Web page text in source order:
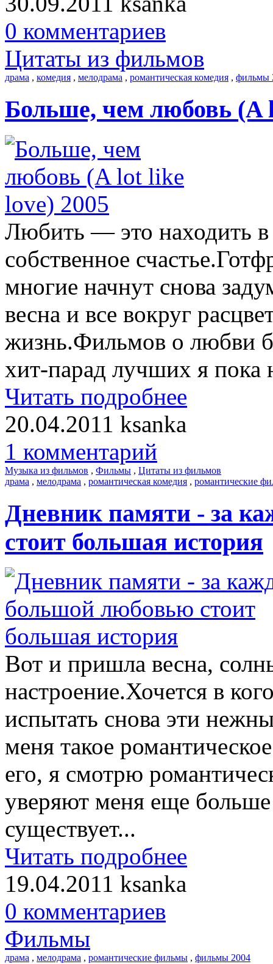
0 комментариев
Цитаты из фильмов
драма , комедия , мелодрама , романтическая комедия , фильмы
Больше, чем любовь (A
Любить — это находить в
собственное
многие начнут снова
весна и все вокруг
жизнь.Фильмов о любви
хит-парад лучших я
Читать подробнее
20.04.2011 ksanka
1 комментарий
Музыка из фильмов , Фильмы , Цитаты из фильмов
драма , мелодрама , романтическая комедия , романтические
Дневник памяти - за
стоит большая история
Вот и пришла весна,
настроение.Хочется в
испытать снова эти
меня такое
его, я смотрю
уверяют меня еще
существует...
Читать подробнее
19.04.2011 ksanka
0 комментариев
Фильмы
драма , мелодрама , романтические фильмы , фильмы 2004